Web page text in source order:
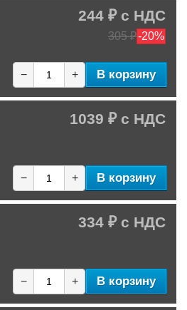
244 ₽
305 ₽-20%
− + В корзину
1039 ₽
− + В корзину
334 ₽
− + В корзину